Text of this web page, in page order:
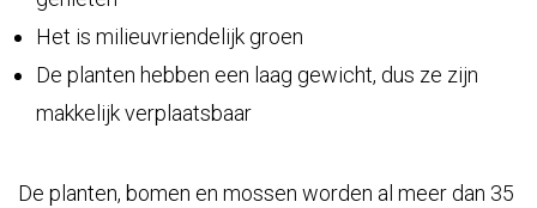
Het is milieuvriendelijk groen
De planten hebben een laag gewicht, dus ze zijn
makkelijk verplaatsbaar
De planten, bomen en mossen worden al meer dan 35